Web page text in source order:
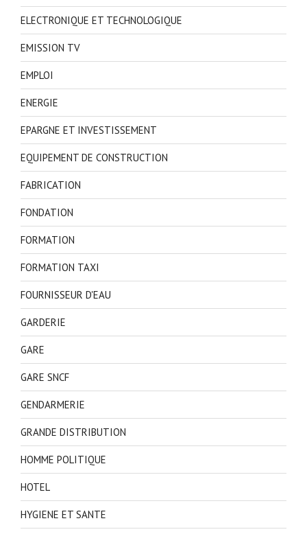
ELECTRONIQUE ET TECHNOLOGIQUE
EMISSION TV
EMPLOI
ENERGIE
EPARGNE ET INVESTISSEMENT
EQUIPEMENT DE CONSTRUCTION
FABRICATION
FONDATION
FORMATION
FORMATION TAXI
FOURNISSEUR D'EAU
GARDERIE
GARE
GARE SNCF
GENDARMERIE
GRANDE DISTRIBUTION
HOMME POLITIQUE
HOTEL
HYGIENE ET SANTE